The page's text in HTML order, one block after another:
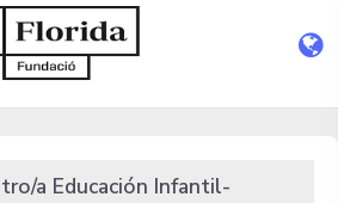
a Educación Infantil-